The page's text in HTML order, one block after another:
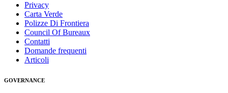
Privacy
Carta Verde
Polizze Di Frontiera
Council Of Bureaux
Contatti
Domande frequenti
Articoli
GOVERNANCE